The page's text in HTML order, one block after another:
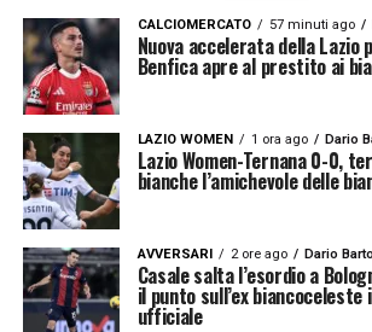
CALCIOMERCATO 57 minuti ago
Nuova accelerata della Lazio
Benfica apre al prestito ai
LAZIO WOMEN 1 ora ago Dario
Lazio Women-Ternana 0-0,
bianche l’amichevole delle
AVVERSARI 2 ore ago Dario
Casale salta l’esordio a
il punto sull’ex
ufficiale